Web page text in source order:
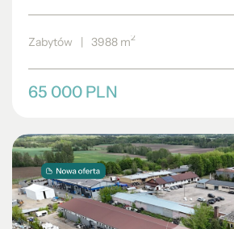
Zabytów | 3988 m2
65 000 PLN